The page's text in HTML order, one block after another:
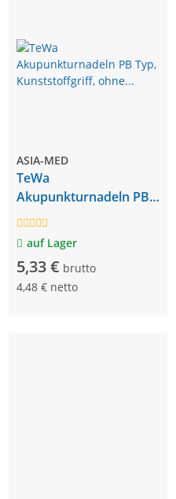
ASIA-MED
TeWa
Akupunkturnadeln PB
Typ, Kunststoffgriff,
ohne Führrohr
auf Lager
5,33 € brutto
4,48 € netto